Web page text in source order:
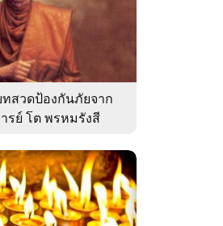
สวดป้องกันภัยจาก
รย์ โต พรหมรังสี